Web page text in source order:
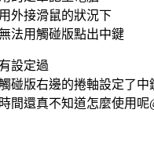
外接滑鼠的狀況下
法用觸碰版點出中鍵
設定過
碰版右邊的捲軸設定了中
間還真不知道怎麼使用呢